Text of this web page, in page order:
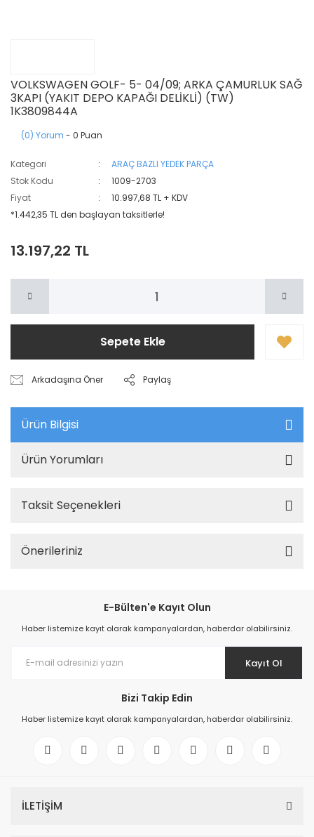
VOLKSWAGEN GOLF- 5- 04/09; ARKA ÇAMURLUK SAĞ
3KAPI (YAKIT DEPO KAPAĞI DELİKLİ) (TW)
1K3809844A
(0) Yorum - 0 Puan
Kategori
ARAÇ BAZLI YEDEK PARÇA
Stok Kodu
1009-2703
Fiyat
10.997,68 TL + KDV
*1.442,35 TL den başlayan taksitlerle!
13.197,22 TL
Sepete Ekle
Arkadaşına Öner Paylaş
Ürün Bilgisi
Ürün Yorumları
Taksit Seçenekleri
Önerileriniz
E-Bülten'e Kayıt Olun
Haber listemize kayıt olarak kampanyalardan, haberdar olabilirsiniz.
Kayıt Ol
Bizi Takip Edin
Haber listemize kayıt olarak kampanyalardan, haberdar olabilirsiniz.
İLETİŞİM